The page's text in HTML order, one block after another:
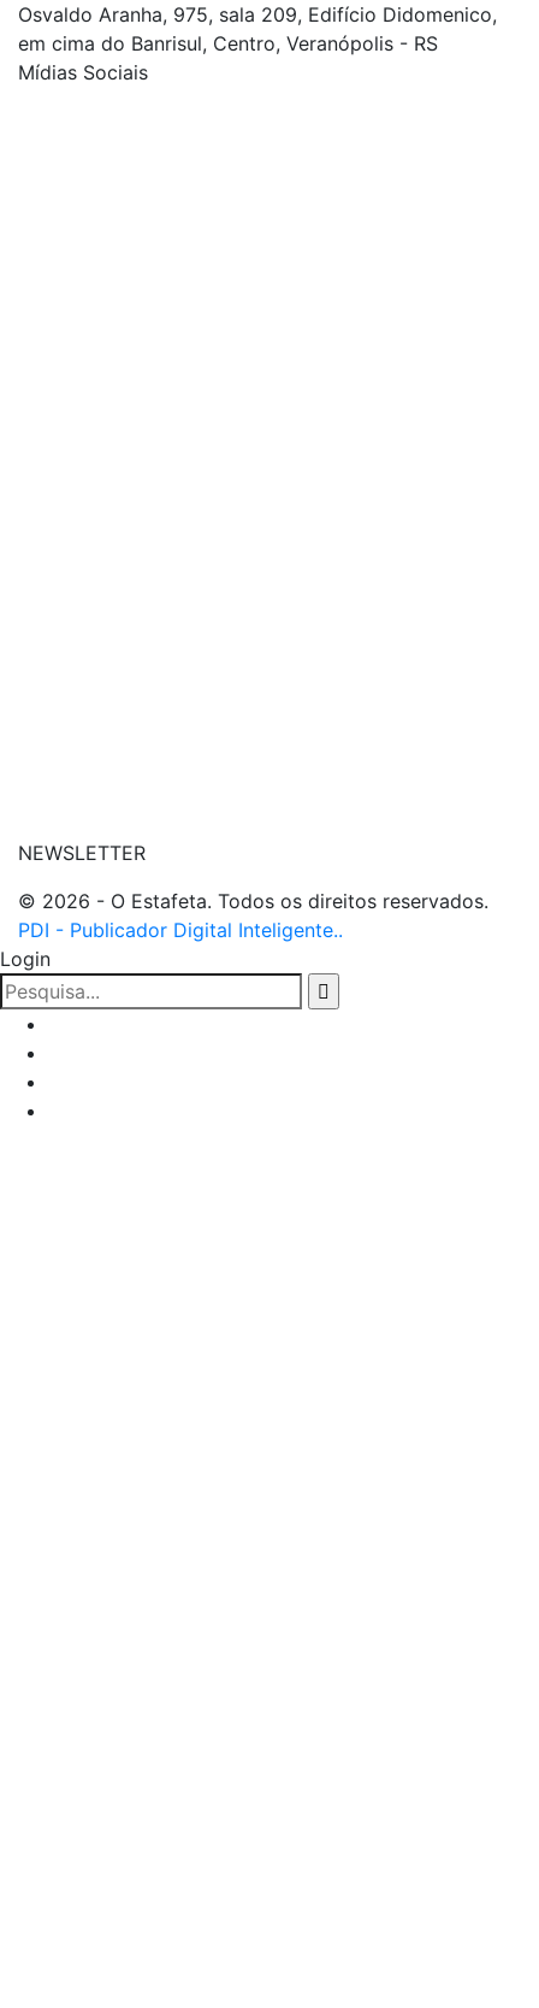
Osvaldo Aranha, 975, sala 209, Edifício Didomenico,
em cima do Banrisul, Centro, Veranópolis - RS
Mídias Sociais
NEWSLETTER
© 2026 - O Estafeta. Todos os direitos reservados.
PDI - Publicador Digital Inteligente..
Login